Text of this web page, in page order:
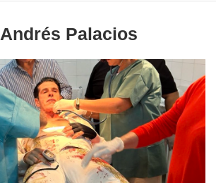
Andrés Palacios